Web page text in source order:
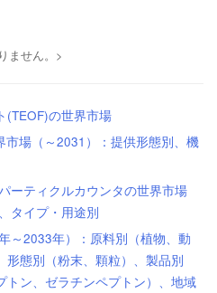
ません。>
(TEOF)の世界市場
市場（～2031）：提供形態別、機
ーティクルカウンタの世界市場
タイプ・用途別
～2033年）：原料別（植物、動
形態別（粉末、顆粒）、製品別
トン、ゼラチンペプトン）、地域